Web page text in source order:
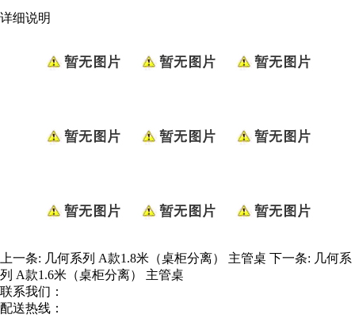
详细说明
上一条: 几何系列 A款1.8米（桌柜分离） 主管桌 下一条: 几何系
列 A款1.6米（桌柜分离） 主管桌
联系我们：
配送热线：